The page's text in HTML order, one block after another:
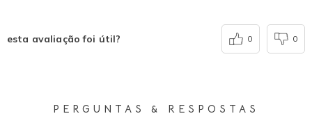
esta avaliação foi útil? 0 0
PERGUNTAS & RESPOSTAS